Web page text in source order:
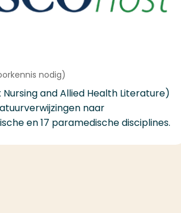
nodig)
Nursing and Allied Health Literature)
naar
en 17 paramedische disciplines.